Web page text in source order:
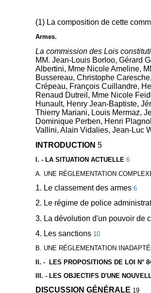
(1) La composition de cette
Armes.
La commission des Lois
MM. Jean-Louis Borloo, Gérard
Albertini, Mme Nicole Ameline,
Bussereau, Christophe
Crépeau, François Cuillandre,
Renaud Dutreil, Mme Nicole
Hunault, Henry Jean-Baptiste,
Thierry Mariani, Louis Mermaz,
Dominique Perben, Henri
Vallini, Alain Vidalies, Jean-Luc
INTRODUCTION 5
I. - LA SITUATION ACTUELLE 6
A. UNE RÉGLEMENTATION
1. Le classement des armes 6
2. Le régime de police
3. La dévolution d'un pouvoir de
4. Les sanctions 10
B. UNE RÉGLEMENTATION
II. - LES PROPOSITIONS DE LOI N°
III. - LES OBJECTIFS D'UNE
DISCUSSION GÉNÉRALE 19